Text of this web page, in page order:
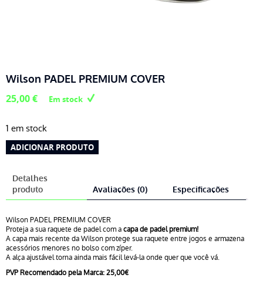
Wilson PADEL PREMIUM COVER
25,00€ Em stock
1 em stock
Quantidade
Wilson
PADEL
PREMIUM
COVER
ADICIONAR PRODUTO
Detalhes
produto
Avaliações (0) Especificações
Wilson PADEL PREMIUM COVER
Proteja a sua raquete de padel com acapa de padel premium!
A capa mais recente da Wilson protege sua raquete entre jogos e armazena
acessórios menores no bolso com zíper.
A alça ajustável torna ainda mais fácil levá-la onde quer que você vá.
PVP Recomendado pela Marca: 25,00€